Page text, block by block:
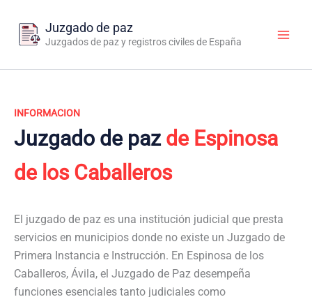
contenido
Juzgado de paz
Juzgados de paz y registros civiles de España
INFORMACION
Juzgado de paz de Espinosa
de los Caballeros
El juzgado de paz es una institución judicial que presta
servicios en municipios donde no existe un Juzgado de
Primera Instancia e Instrucción. En Espinosa de los
Caballeros, Ávila, el Juzgado de Paz desempeña
funciones esenciales tanto judiciales como